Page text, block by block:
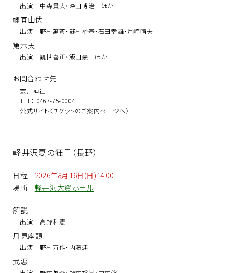
出演 : 中森貫太・深田博治 ほか
禰宜山伏
出演 : 野村萬斎・野村裕基・石田幸雄・月崎晴夫
第六天
出演 : 観世喜正・飯田豪 ほか
お問合わせ先
寒川神社
TEL： 0467-75-0004
公式サイト〈チケットのご案内ページへ〉
軽井沢夏の狂言（長野）
日程 : 2026年8月16日(日)14:00
場所 : 軽井沢大賀ホール
解説
出演 : 高野和憲
月見座頭
出演 : 野村万作・内藤連
武悪